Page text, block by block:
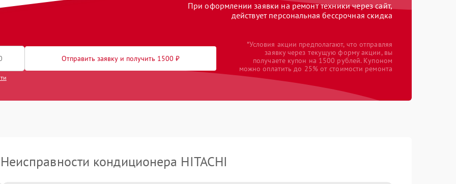
При оформлении заявки на ремонт техники через сайт,
действует персональная бессрочная скидка
Отправить заявку и получить 1500 ₽
*Условия акции предполагают, что отправляя
заявку через текущую форму акции, вы
получаете купон на 1500 рублей. Купоном
можно оплатить до 25% от стоимости ремонта
Неисправности кондиционера HITACHI